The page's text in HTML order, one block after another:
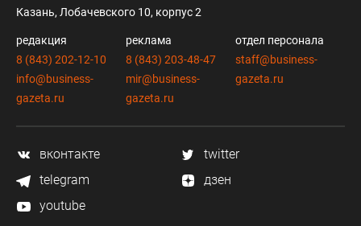
Казань, Лобачевского 10, корпус 2
редакция
8 (843) 202-12-10
info@business-
gazeta.ru
реклама
8 (843) 203-48-47
mir@business-
gazeta.ru
отдел персонала
staff@business-
gazeta.ru
вконтакте
twitter
telegram
дзен
youtube